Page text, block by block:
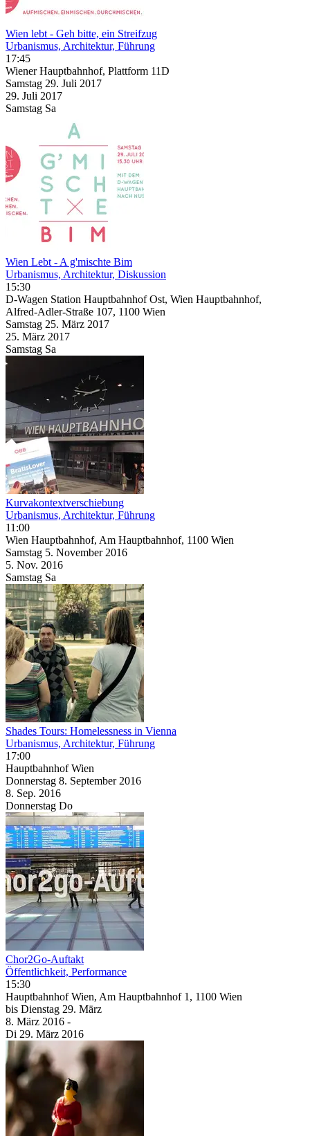
Wien lebt - Geh bitte, ein Streifzug
Urbanismus, Architektur, Führung
17:45
Wiener Hauptbahnhof, Plattform 11D
Samstag 29. Juli 2017
29. Juli 2017
Samstag Sa
Wien Lebt - A g'mischte Bim
Urbanismus, Architektur, Diskussion
15:30
D-Wagen Station Hauptbahnhof Ost, Wien Hauptbahnhof,
Alfred-Adler-Straße 107, 1100 Wien
Samstag 25. März 2017
25. März 2017
Samstag Sa
Kurvakontextverschiebung
Urbanismus, Architektur, Führung
11:00
Wien Hauptbahnhof, Am Hauptbahnhof, 1100 Wien
Samstag 5. November 2016
5. Nov. 2016
Samstag Sa
Shades Tours: Homelessness in Vienna
Urbanismus, Architektur, Führung
17:00
Hauptbahnhof Wien
Donnerstag 8. September 2016
8. Sep. 2016
Donnerstag Do
Chor2Go-Auftakt
Öffentlichkeit, Performance
15:30
Hauptbahnhof Wien, Am Hauptbahnhof 1, 1100 Wien
bis Dienstag 29. März
8. März 2016 -
Di 29. März 2016